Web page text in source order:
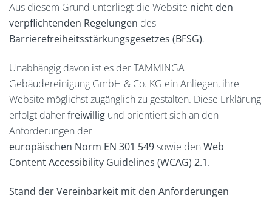
Aus diesem Grund unterliegt die Website nicht den
verpflichtenden Regelungen des
Barrierefreiheitsstärkungsgesetzes (BFSG).
Unabhängig davon ist es der TAMMINGA
Gebäudereinigung GmbH & Co. KG ein Anliegen, ihre
Website möglichst zugänglich zu gestalten. Diese Erklärung
erfolgt daherfreiwillig und orientiert sich an den
Anforderungen der
europäischen Norm EN 301 549sowie den Web
Content Accessibility Guidelines (WCAG) 2.1.
Stand der Vereinbarkeit mit den Anforderungen